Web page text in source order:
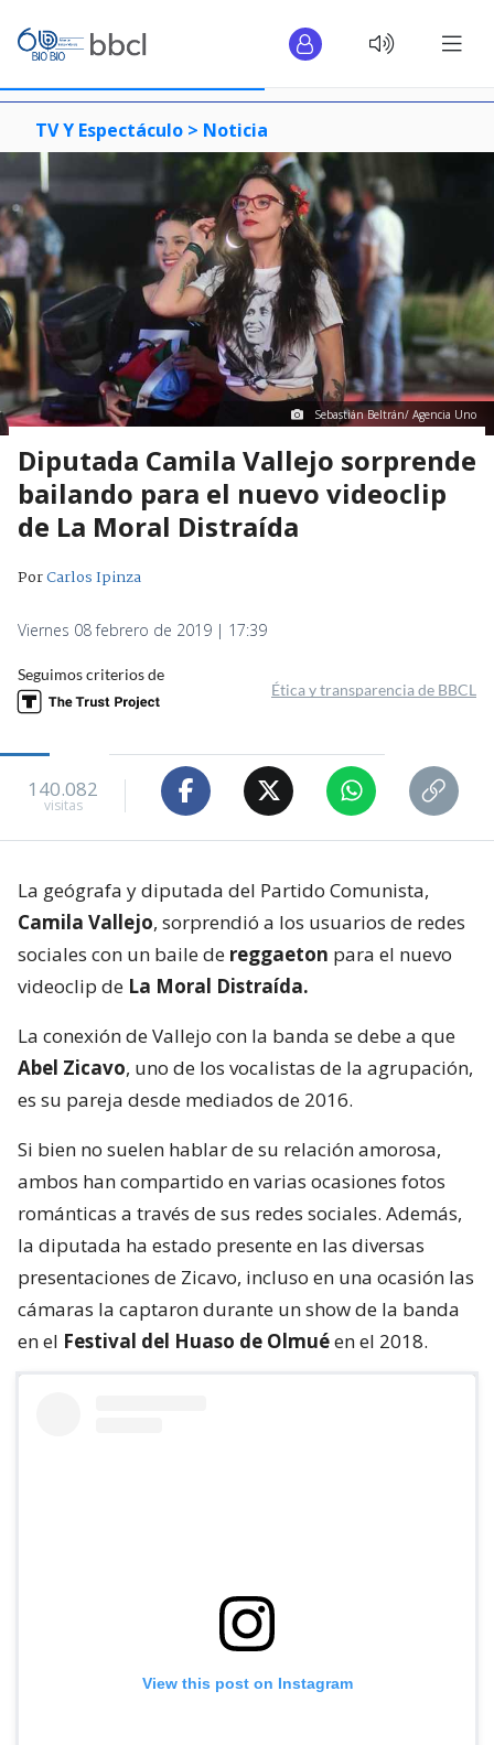
TV Y Espectáculo > Noticia
Sebastián Beltrán/ Agencia Uno
Diputada Camila Vallejo sorprende
bailando para el nuevo videoclip
de La Moral Distraída
PorCarlos Ipinza
Viernes 08 febrero de 2019 | 17:39
Seguimos criterios de
Ética y transparencia de BBCL
140.082
visitas
La geógrafa y diputada del Partido Comunista,
Camila Vallejo, sorprendió a los usuarios de redes
sociales con un baile de reggaeton para el nuevo
videoclip de La Moral Distraída.
La conexión de Vallejo con la banda se debe a que
Abel Zicavo, uno de los vocalistas de la agrupación,
es su pareja desde mediados de 2016.
Si bien no suelen hablar de su relación amorosa,
ambos han compartido en varias ocasiones fotos
románticas a través de sus redes sociales. Además,
la diputada ha estado presente en las diversas
presentaciones de Zicavo, incluso en una ocasión las
cámaras la captaron durante un show de la banda
en el Festival del Huaso de Olmuéen el 2018.
View this post on Instagram